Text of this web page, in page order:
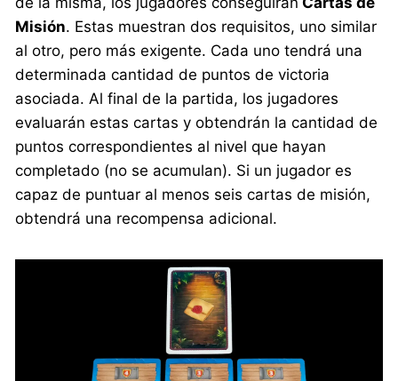
Misión. Estas muestran dos requisitos, uno similar
al otro, pero más exigente. Cada uno tendrá una
determinada cantidad de puntos de victoria
asociada. Al final de la partida, los jugadores
evaluarán estas cartas y obtendrán la cantidad de
puntos correspondientes al nivel que hayan
completado (no se acumulan). Si un jugador es
capaz de puntuar al menos seis cartas de misión,
obtendrá una recompensa adicional.